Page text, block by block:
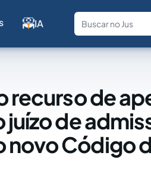
IA
Fale
recurso de
juízo de
novo Código